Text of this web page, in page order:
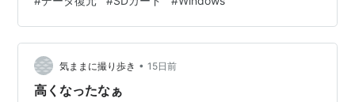
MyRecoverのようなデータ復元ソフトを使えば、富士フ
イルム写真復元をより直感的に試せます。 「すべてのコ
マを削除」してしまった場合のよくある状況 富士フイル
ムのカメラで写真を確認して…
気ままに撮り歩き • 15日前
高くなったなぁ